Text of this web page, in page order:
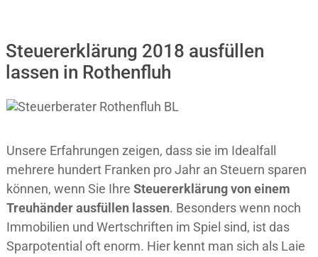
Steuererklärung 2018 ausfüllen
lassen in Rothenfluh
Unsere Erfahrungen zeigen, dass sie im Idealfall
mehrere hundert Franken pro Jahr an Steuern sparen
können, wenn Sie Ihre Steuererklärung von einem
Treuhänder ausfüllen lassen. Besonders wenn noch
Immobilien und Wertschriften im Spiel sind, ist das
Sparpotential oft enorm. Hier kennt man sich als Laie